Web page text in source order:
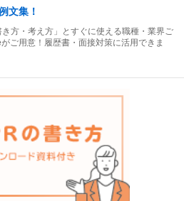
文集！
方・考え方」とすぐに使える職種・業界ご
ご用意！履歴書・面接対策に活用できま